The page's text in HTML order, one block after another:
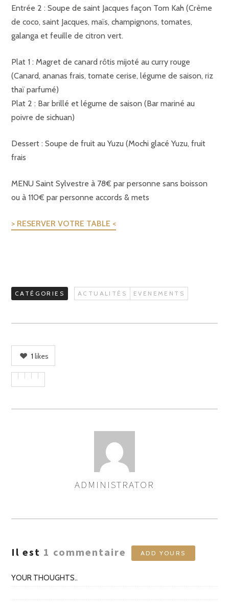
Entrée 2 : Soupe de saint Jacques façon Tom Kah (Crème
de coco, saint Jacques, maïs, champignons, tomates,
galanga et feuille de citron vert.
Plat 1 : Magret de canard rôtis mijoté au curry rouge
(Canard, ananas frais, tomate cerise, légume de saison, riz
thaï parfumé)
Plat 2 : Bar brillé et légume de saison (Bar mariné au
poivre de sichuan)
Dessert : Soupe de fruit au Yuzu (Mochi glacé Yuzu, fruit
frais
MENU Saint Sylvestre à 78€ par personne sans boisson
ou à 110€ par personne accords & mets
> RESERVER VOTRE TABLE <
CATÉGORIES ACTUALITÉS EVENEMENTS
1 likes
AUTEURS
ADMINISTRATOR
Il est 1 commentaire ADD YOURS